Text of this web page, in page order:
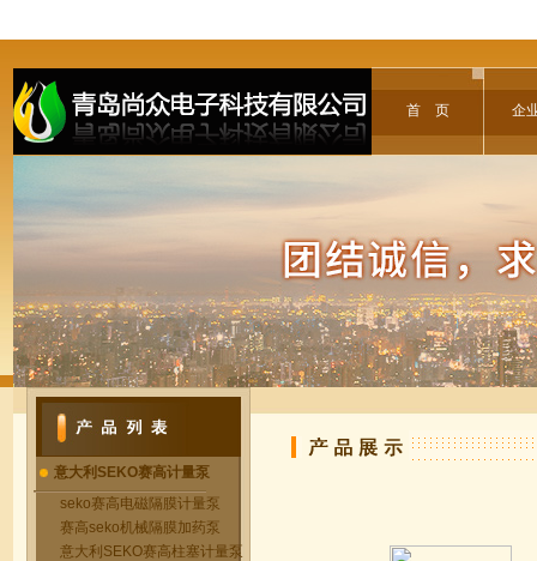
首 页 企
意大利SEKO赛高计量泵
seko赛高电磁隔膜计量泵
赛高seko机械隔膜加药泵
意大利SEKO赛高柱塞计量泵